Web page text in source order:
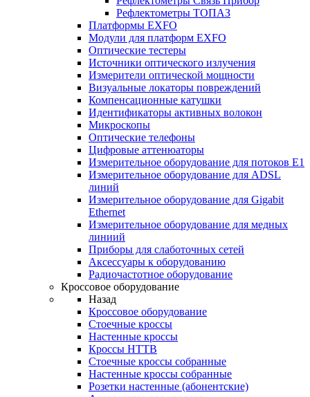
Рефлектометры ТОПАЗ
Платформы EXFO
Модули для платформ EXFO
Оптические тестеры
Источники оптического излучения
Измерители оптической мощности
Визуальные локаторы повреждений
Компенсационные катушки
Идентификаторы активных волокон
Микроскопы
Оптические телефоны
Цифровые аттенюаторы
Измерительное оборудование для потоков Е1
Измерительное оборудование для ADSL
линий
Измерительное оборудование для Gigabit
Ethernet
Измерительное оборудование для медных
линиий
Приборы для слаботочных сетей
Аксессуары к оборудованию
Радиочастотное оборудование
Кроссовое оборудование
Назад
Кроссовое оборудование
Стоечные кроссы
Настенные кроссы
Кроссы HTTB
Стоечные кроссы собранные
Настенные кроссы собранные
Розетки настенные (абонентские)